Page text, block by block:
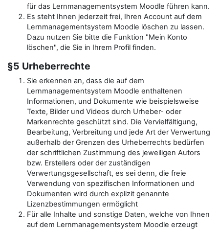
für das Lernmanagementsystem Moodle führen kann.
Es steht Ihnen jederzeit frei, Ihren Account auf dem
Lernmanagementsystem Moodle löschen zu lassen.
Dazu nutzen Sie bitte die Funktion "Mein Konto
löschen", die Sie in Ihrem Profil finden.
§5 Urheberrechte
Sie erkennen an, dass die auf dem
Lernmanagementsystem Moodle enthaltenen
Informationen, und Dokumente wie beispielsweise
Texte, Bilder und Videos durch Urheber- oder
Markenrechte geschützt sind. Die Vervielfältigung,
Bearbeitung, Verbreitung und jede Art der Verwertung
außerhalb der Grenzen des Urheberrechts bedürfen
der schriftlichen Zustimmung des jeweiligen Autors
bzw. Erstellers oder der zuständigen
Verwertungsgesellschaft, es sei denn, die freie
Verwendung von spezifischen Informationen und
Dokumenten wird durch explizit genannte
Lizenzbestimmungen ermöglicht
Für alle Inhalte und sonstige Daten, welche von Ihnen
auf dem Lernmanagementsystem Moodle erzeugt